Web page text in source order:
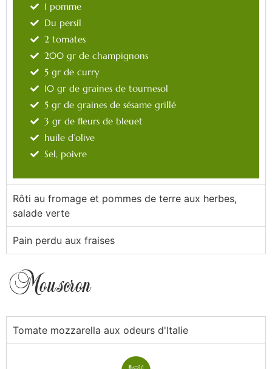
1 pomme
Du persil
2 tomates
200 gr de champignons
5 gr de curry
10 gr de graines de tournesol
5 gr de graines de sésame grillé
3 gr de fleurs de bleuet
huile d’olive
Sel, poivre
Rôti au fromage et pommes de terre aux herbes,
salade verte
Pain perdu aux fraises
Mouscron
Tomate mozzarella aux odeurs d'Italie